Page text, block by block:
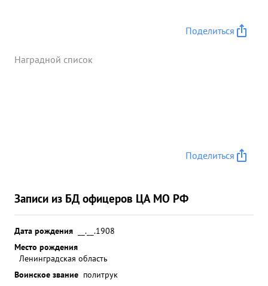
Поделиться
Наградной список
Поделиться
Записи из БД офицеров ЦА МО РФ
Дата рождения
__.__.1908
Место рождения
Ленинградская область
Воинское звание политрук